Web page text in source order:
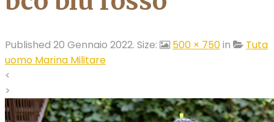
Published 20 Gennaio 2022. Size: 500 × 750in
Tuta
uomo Marina Militare
<
>